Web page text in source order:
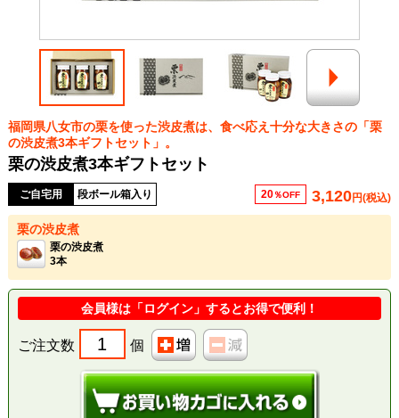
福岡県八女市の栗を使った渋皮煮は、食べ応え十分な大きさの「栗
の渋皮煮3本ギフトセット」。
栗の渋皮煮3本ギフトセット
ご自宅用 段ボール箱入り 3,120円(税込)
20％OFF
栗の渋皮煮
栗の渋皮煮
3本
会員様は「ログイン」するとお得で便利！
ご注文数 個